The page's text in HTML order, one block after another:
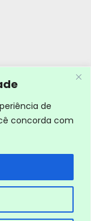
de
concorda com